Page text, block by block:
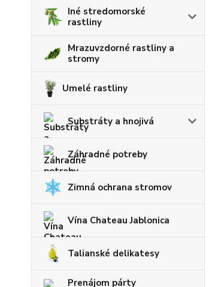
Iné stredomorské
rastliny
Mrazuvzdorné rastliny a
stromy
Umelé rastliny
Substráty a hnojivá
Záhradné potreby
Zimná ochrana stromov
Vína Chateau Jablonica
Talianské delikatesy
Prenájom párty